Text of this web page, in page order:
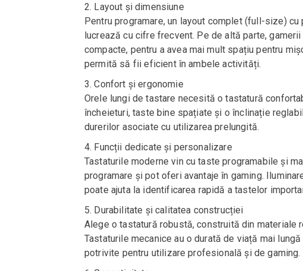
Layout și dimensiune
Pentru programare, un layout complet (full-size)
lucrează cu cifre frecvent. Pe de altă parte,
compacte, pentru a avea mai mult spațiu pentru
permită să fii eficient în ambele activități.
Confort și ergonomie
Orele lungi de tastare necesită o tastatură
încheieturi, taste bine spațiate și o înclinație
durerilor asociate cu utilizarea prelungită.
Funcții dedicate și personalizare
Tastaturile moderne vin cu taste programabile și
programare și pot oferi avantaje în gaming.
poate ajuta la identificarea rapidă a tastelor
Durabilitate și calitatea construcției
Alege o tastatură robustă, construită din
Tastaturile mecanice au o durată de viață mai
potrivite pentru utilizare profesională și de gaming.